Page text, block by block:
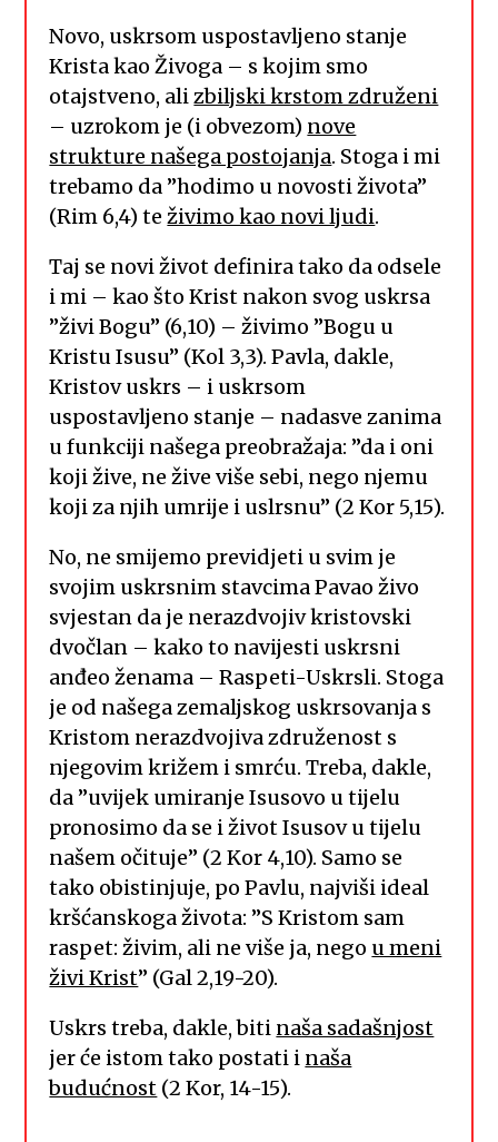
Novo, uskrsom uspostavljeno stanje
Krista kao Živoga – s kojim smo
otajstveno, alizbiljski krstom združeni
– uzrokom je (i obvezom) nove
strukture našega postojanja. Stoga i mi
trebamo da ”hodimo u novosti života”
(Rim 6,4) teživimo kao novi ljudi.
Taj se novi život definira tako da odsele
i mi – kao što Krist nakon svog uskrsa
”živi Bogu” (6,10) – živimo ”Bogu u
Kristu Isusu” (Kol 3,3). Pavla, dakle,
Kristov uskrs – i uskrsom
uspostavljeno stanje – nadasve zanima
u funkciji našega preobražaja: ”da i oni
koji žive, ne žive više sebi, nego njemu
koji za njih umrije i uslrsnu” (2 Kor 5,15).
No, ne smijemo previdjeti u svim je
svojim uskrsnim stavcima Pavao živo
svjestan da je nerazdvojiv kristovski
dvočlan – kako to navijesti uskrsni
anđeo ženama – Raspeti-Uskrsli. Stoga
je od našega zemaljskog uskrsovanja s
Kristom nerazdvojiva združenost s
njegovim križem i smrću. Treba, dakle,
da ”uvijek umiranje Isusovo u tijelu
pronosimo da se i život Isusov u tijelu
našem očituje” (2 Kor 4,10). Samo se
tako obistinjuje, po Pavlu, najviši ideal
kršćanskoga života: ”S Kristom sam
raspet: živim, ali ne više ja, nego u meni
živi Krist” (Gal 2,19-20).
Uskrs treba, dakle, biti naša sadašnjost
jer će istom tako postati i naša
budućnost (2 Kor, 14-15).